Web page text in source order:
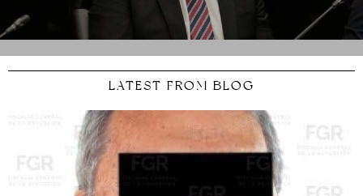
LATEST FROM BLOG